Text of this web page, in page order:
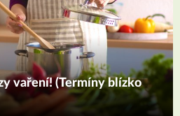
vaření! (Termíny blízko